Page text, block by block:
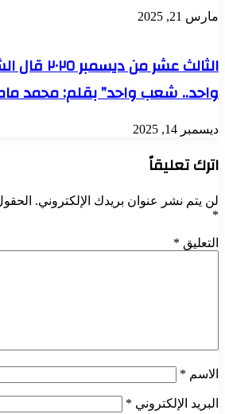
مارس 21, 2025
الثالث عشر
واحد.. شعب واحد” بقلم: محمد
ديسمبر 14, 2025
اترك تعليقاً
لن يتم نشر عنوان بريدك الإلكتروني.
*
التعليق *
الاسم *
البريد الإلكتروني *